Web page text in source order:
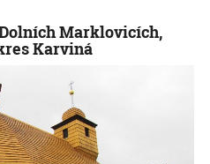
Marklovicích,
Karviná